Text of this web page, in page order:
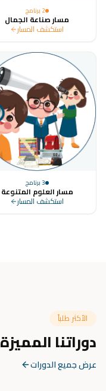
2 برنامج
مسار صناعة الجمال
استكشف المسار
3برنامج
مسار العلوم المتنوعة
استكشف المسار
الأكثر طلباً
دوراتنا المميزة
عرض جميع الدورات